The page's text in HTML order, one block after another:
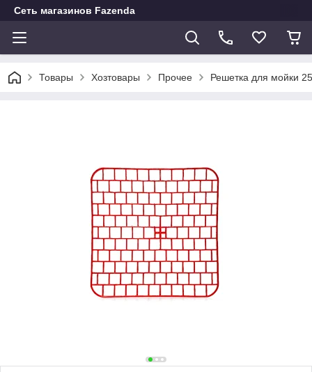
Сеть магазинов Fazenda
Товары Хозтовары Прочее Решетка для мойки